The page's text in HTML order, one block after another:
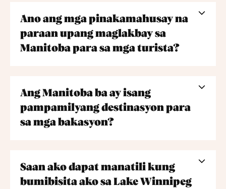
Ano ang mga pinakamahusay na
paraan upang maglakbay sa
Manitoba para sa mga turista?
Ang Manitoba ba ay isang
pampamilyang destinasyon para
sa mga bakasyon?
Saan ako dapat manatili kung
bumibisita ako sa Lake Winnipeg